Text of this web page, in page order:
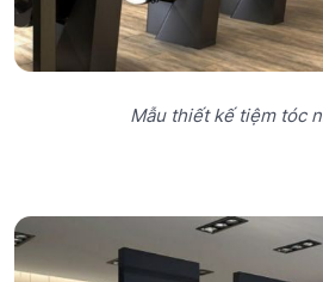
Mẫu thiết kế tiệm tóc